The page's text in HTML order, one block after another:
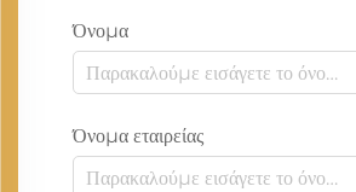
Όνομα
Όνομα εταιρείας